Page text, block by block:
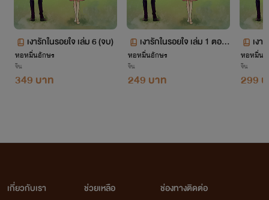
นิยายทุกเรื่องที่อยู่ในโปรเจกต์หอหมื่นอักษรเราเป็นนิยายที่เก๋อเก๋อพยายามพิถีพิถันคัดเลือก
มาอย่างเต็มความสามารถโดยผ่านการเรียบเรียงและกลั่นกรองด้วยความตั้งใจของเหล่านักแปล เพื่อ
ให้นายท่านได้รับความเพลิดเพลินอย่างถึงที่สุด
เก๋อเก๋อหวังเป็นอย่างยิ่งว่านิยายของเราจะเติมเต็มความปรารถนาของนายท่านทุกๆ คนได้
อย่างพึงพอใจ และเชื่อมั่นว่านายท่านจะสนับสนุนนิยายของเราอย่างถูกลิขสิทธิ์ เพื่อเป็นกำลังใจใน
การคัดสรรนิยายเรื่องอื่นๆ ของเราต่อไปในอนาคต
เงารักในรอยใจ เล่ม 6 (จบ)
หอหมื่นอักษร
จีน
349 บาท
เงารักในรอยใจ เล่ม 1 ตอน
ที่ 1-170
หอหมื่นอักษร
จีน
249 บาท
เงา
ที่
หอหมื่น
จีน
299
เกี่ยวกับเรา
ช่วยเหลือ
ช่องทางติดต่อ